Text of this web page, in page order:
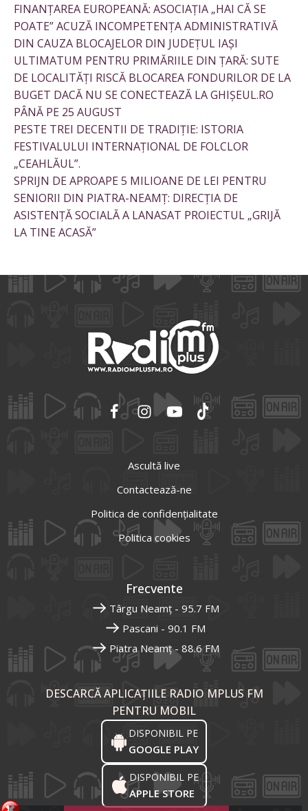
FINANȚAREA EUROPEANĂ: ASOCIAȚIA „HAI CĂ SE
POATE” ACUZĂ INCOMPETENȚA ADMINISTRATIVĂ
DIN CAUZA BLOCAJELOR DIN JUDEȚUL IAȘI
ULTIMATUM PENTRU PRIMĂRIILE DIN ȚARĂ: SUTE
DE LOCALITĂȚI RISCĂ BLOCAREA FONDURILOR DE LA
BUGET DACĂ NU SE CONECTEAZĂ LA GHIȘEUL.RO
PÂNĂ PE 25 AUGUST
PESTE TREI DECENTII DE TRADIȚIE: ISTORIA
FESTIVALULUI INTERNAȚIONAL DE FOLCLOR
„CEAHLĂUL”.
SPRIJN DE APROAPE 5 MILIOANE DE LEI PENTRU
SENIORII DIN PIATRA-NEAMȚ: DIRECȚIA DE
ASISTENȚĂ SOCIALĂ A LANASAT PROIECTUL „GRIJĂ
LA TINE ACASĂ”
Ascultă live
Contactează-ne
Politica de confidențialitate
Politica cookies
Frecvente
Târgu Neamț - 95.7 FM
Pascani - 90.1 FM
Piatra Neamț - 88.6 FM
DESCARCĂ APLICAȚIILE RADIO MPLUS FM
PENTRU MOBIL
DISPONIBIL PE
GOOGLE PLAY
DISPONIBIL PE
APPLE STORE